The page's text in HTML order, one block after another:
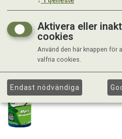
Aktivera eller
cookies
Använd den här knappen för
valfria cookies.
Endast nödvändiga